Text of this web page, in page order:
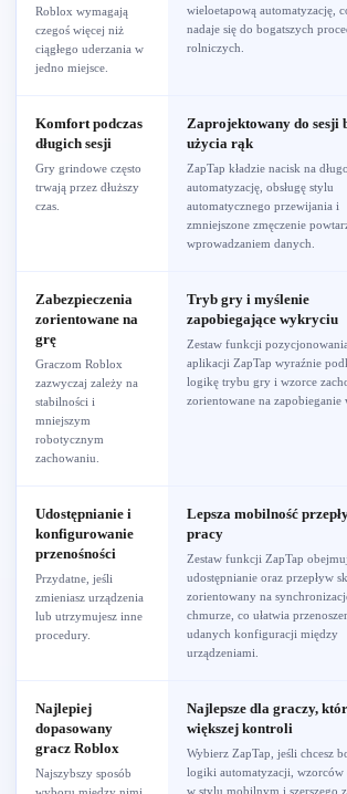
Roblox wymagają
czegoś więcej niż
ciągłego uderzania w
jedno miejsce.
wieloetapową automatyzację,
nadaje się do bogatszych
rolniczych.
Komfort podczas
długich sesji
Gry grindowe często
trwają przez dłuższy
czas.
Zaprojektowany do sesji
użycia rąk
ZapTap kładzie nacisk na
automatyzację, obsługę stylu
automatycznego przewijania i
zmniejszone zmęczenie
wprowadzaniem danych.
Zabezpieczenia
zorientowane na
grę
Graczom Roblox
zazwyczaj zależy na
stabilności i
mniejszym
robotycznym
zachowaniu.
Tryb gry i myślenie
zapobiegające wykryciu
Zestaw funkcji
aplikacji ZapTap wyraźnie
logikę trybu gry i wzorce
zorientowane na zapobieganie
Udostępnianie i
konfigurowanie
przenośności
Przydatne, jeśli
zmieniasz urządzenia
lub utrzymujesz inne
procedury.
Lepsza mobilność
pracy
Zestaw funkcji ZapTap
udostępnianie oraz przepływ
zorientowany na
chmurze, co ułatwia
udanych konfiguracji między
urządzeniami.
Najlepiej
dopasowany
gracz Roblox
Najszybszy sposób
Najlepsze dla graczy,
większej kontroli
Wybierz ZapTap, jeśli chcesz
logiki automatyzacji, wzorców
w stylu mobilnym i szerszego